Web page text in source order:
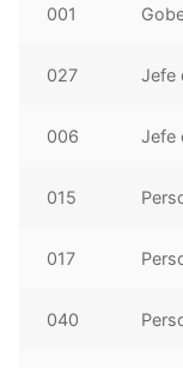
001
027 Jefe
006 Jefe
015
017
040